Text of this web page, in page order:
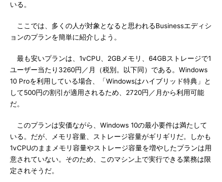
いる。
ここでは、多くの人が対象となると思われるBusinessエディシ
ョンのプランを簡単に紹介しよう。
最も安いプランは、1vCPU、2GBメモリ、64GBストレージで1
ユーザー当たり3260円／月（税別。以下同）である。Windows
10 Proを利用している場合、「Windowsはハイブリッド特典」と
して500円の割引が適用されるため、2720円／月から利用可能
だ。
このプランは安価ながら、Windows 10の最小要件は満たして
いる。だが、メモリ容量、ストレージ容量がギリギリだ。しかも
1vCPUのままメモリ容量やストレージ容量を増やしたプランは用
意されていない。そのため、このマシン上で実行できる業務は限
定されそうだ。